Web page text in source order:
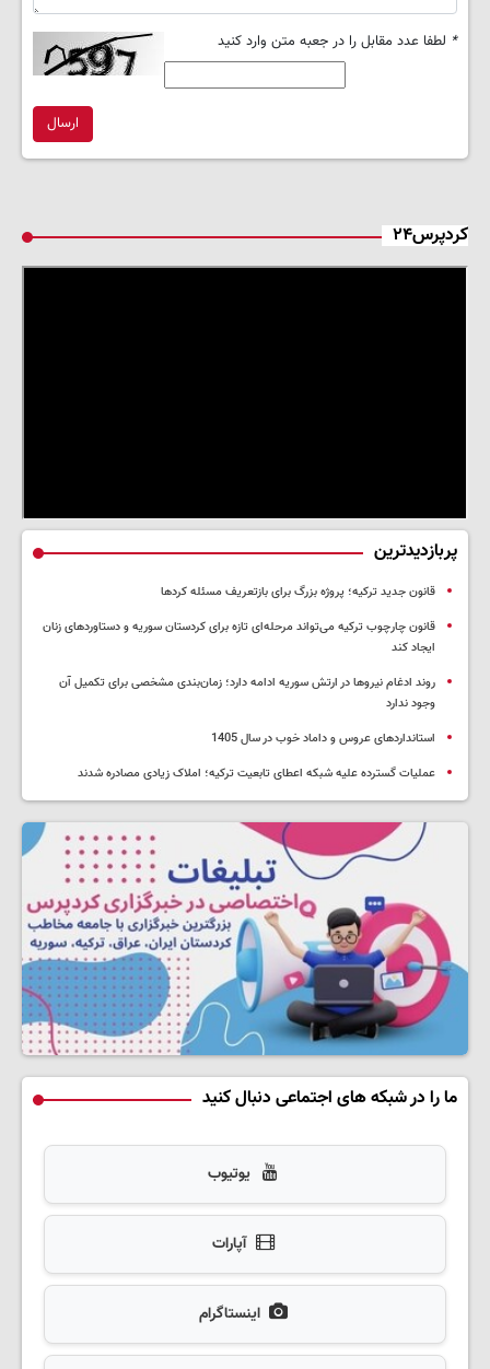
* لطفا عدد مقابل را در جعبه متن وارد کنید
ارسال
کردپرس۲۴
پربازدیدترین
قانون جدید ترکیه؛ پروژه بزرگ‌ برای بازتعریف مسئله کردها
قانون چارچوب ترکیه می‌تواند مرحله‌ای تازه برای کردستان سوریه و دستاوردهای زنان
ایجاد کند
روند ادغام نیروها در ارتش سوریه ادامه دارد؛ زمان‌بندی مشخصی برای تکمیل آن
وجود ندارد
استانداردهای عروس و داماد خوب در سال 1405
عملیات گسترده علیه شبکه اعطای تابعیت ترکیه؛ املاک زیادی مصادره شدند
ما را در شبکه های اجتماعی دنبال کنید
یوتیوب
آپارات
اینستاگرام